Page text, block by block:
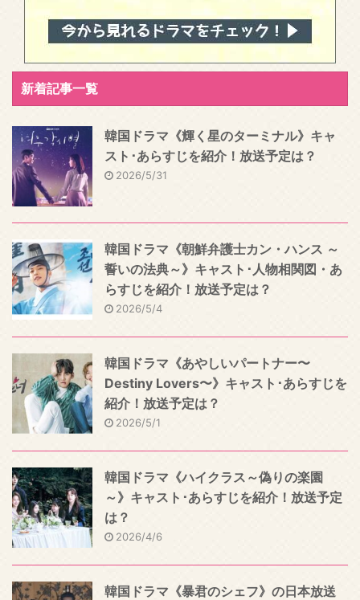
新着記事一覧
韓国ドラマ《輝く星のターミナル》キャ
スト･あらすじを紹介！放送予定は？
2026/5/31
韓国ドラマ《朝鮮弁護士カン・ハンス ～
誓いの法典～》キャスト･人物相関図・あ
らすじを紹介！放送予定は？
2026/5/4
韓国ドラマ《あやしいパートナー〜
Destiny Lovers〜》キャスト･あらすじを
紹介！放送予定は？
2026/5/1
韓国ドラマ《ハイクラス～偽りの楽園
～》キャスト･あらすじを紹介！放送予定
は？
2026/4/6
韓国ドラマ《暴君のシェフ》の日本放送